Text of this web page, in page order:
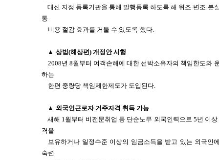
대신 지정 등록기관을 통해 발행등록 하도록 해 위조·변조·분
통
비용 절감 효과를 거둘 수 있도록 했다.
▲ 상법(해상편) 개정안 시행
2008년 8월부터 여객손해에 대한 선박소유자의 책임한도와
하는
한편 중량당 책임제한제도가 도입된다.
▲ 외국인근로자 거주자격 취득 가능
새해 1월부터 비전문취업 등 단순노무 외국인력으로 5년 이
격을
보유하거나 일정수준 이상의 임금소득을 받고 있는 외국인
숙련